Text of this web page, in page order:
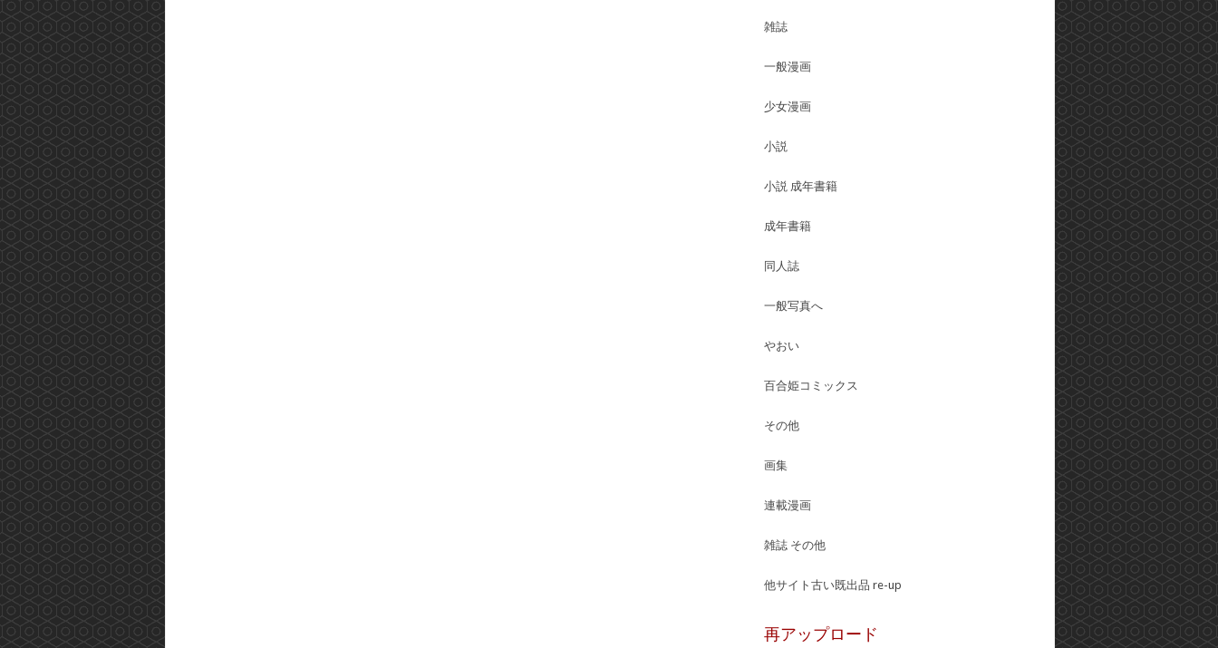
雑誌
一般漫画
少女漫画
小説
小説 成年書籍
成年書籍
同人誌
一般写真へ
やおい
百合姫コミックス
その他
画集
連載漫画
雑誌 その他
他サイト古い既出品 re-up
再アップロード